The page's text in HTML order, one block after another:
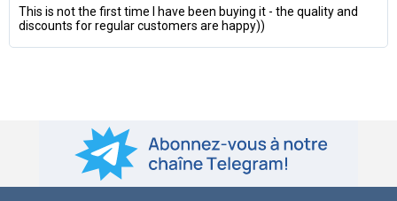
This is not the first time I have been buying it - the quality and
discounts for regular customers are happy))